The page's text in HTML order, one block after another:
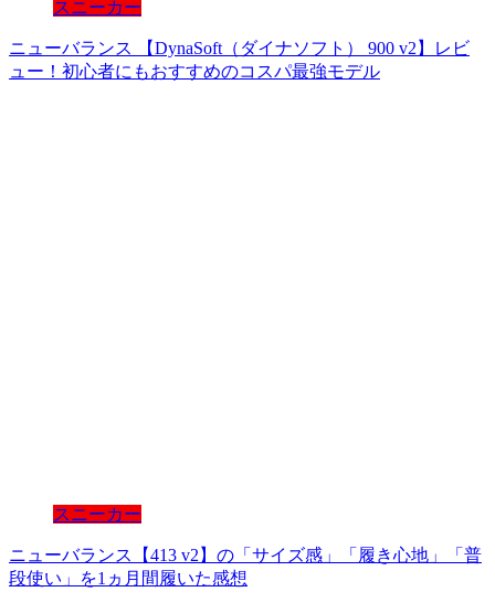
スニーカー
ニューバランス 【DynaSoft（ダイナソフト） 900 v2】レビ
ュー！初心者にもおすすめのコスパ最強モデル
スニーカー
ニューバランス【413 v2】の「サイズ感」「履き心地」「普
段使い」を1ヵ月間履いた感想